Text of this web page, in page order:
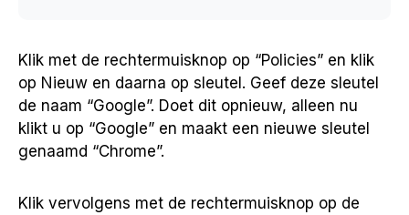
Klik met de rechtermuisknop op “Policies” en klik
op Nieuw en daarna op sleutel. Geef deze sleutel
de naam “Google”. Doet dit opnieuw, alleen nu
klikt u op “Google” en maakt een nieuwe sleutel
genaamd “Chrome”.
Klik vervolgens met de rechtermuisknop op de